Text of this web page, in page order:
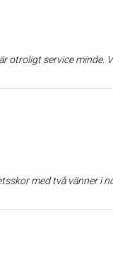
minde. Varje gång jag handlar och
hjälp med något. Han hjälpte oss alla och många frågor hade vi. Samtidigt som han hann hjälpa några andra kunder med en otroligt